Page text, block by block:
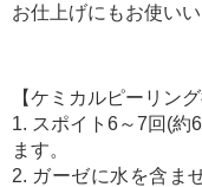
お仕上げにもお使いい
【ケミカルピーリン
1. スポイト6～7回(約
ます。
2. ガーゼに水を含ま